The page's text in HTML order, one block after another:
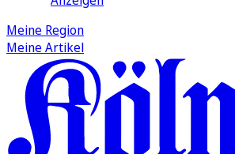
Meine Region
Meine Artikel